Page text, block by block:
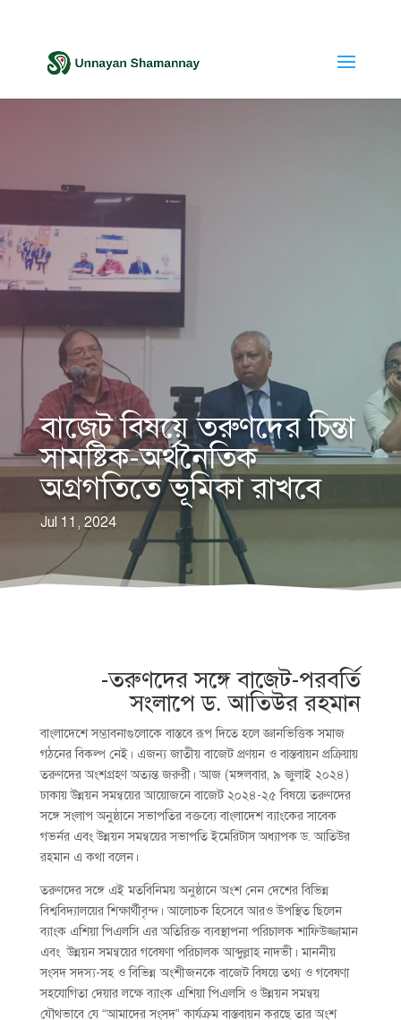
বাজেট বিষয়ে তরুণদের চিন্তা
সামষ্টিক-অর্থনৈতিক
অগ্রগতিতে ভূমিকা রাখবে
Jul 11, 2024
-তরুণদের সঙ্গে বাজেট-পরবর্তি
সংলাপে ড. আতিউর রহমান
বাংলাদেশে সম্ভাবনাগুলোকে বাস্তবে রূপ দিতে হলে জ্ঞানভিত্তিক সমাজ
গঠনের বিকল্প নেই। এজন্য জাতীয় বাজেট প্রণয়ন ও বাস্তবায়ন প্রক্রিয়ায়
তরুণদের অংশগ্রহণ অত্যন্ত জরুরী। আজ (মঙ্গলবার, ৯ জুলাই ২০২৪)
ঢাকায় উন্নয়ন সমন্বয়ের আয়োজনে বাজেট ২০২৪-২৫ বিষয়ে তরুণদের
সঙ্গে সংলাপ অনুষ্ঠানে সভাপতির বক্তব্যে বাংলাদেশ ব্যাংকের সাবেক
গভর্নর এবং উন্নয়ন সমন্বয়ের সভাপতি ইমেরিটাস অধ্যাপক ড. আতিউর
রহমান এ কথা বলেন।
তরুণদের সঙ্গে এই মতবিনিময় অনুষ্ঠানে অংশ নেন দেশের বিভিন্ন
বিশ্ববিদ্যালয়ের শিক্ষার্থীবৃন্দ। আলোচক হিসেবে আরও উপস্থিত ছিলেন
ব্যাংক এশিয়া পিএলসি এর অতিরিক্ত ব্যবস্থাপনা পরিচালক শাফিউজ্জামান
এবং উন্নয়ন সমন্বয়ের গবেষণা পরিচালক আব্দুল্লাহ নাদভী। মাননীয়
সংসদ সদস্য-সহ ও বিভিন্ন অংশীজনকে বাজেট বিষয়ে তথ্য ও গবেষণা
সহযোগিতা দেয়ার লক্ষে ব্যাংক এশিয়া পিএলসি ও উন্নয়ন সমন্বয়
যৌথভাবে যে “আমাদের সংসদ” কার্যক্রম বাস্তবায়ন করছে তার অংশ